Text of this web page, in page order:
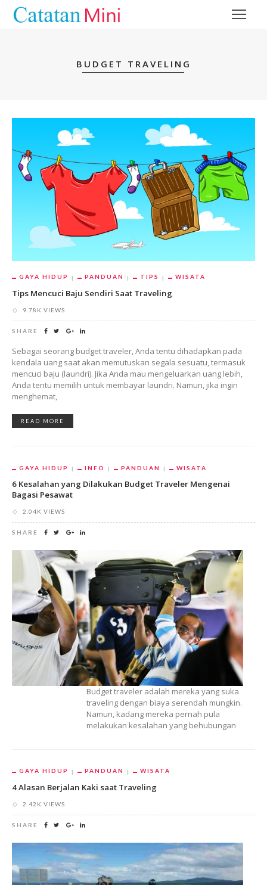
BUDGET TRAVELING
GAYA HIDUP PANDUAN TIPS WISATA
Tips Mencuci Baju Sendiri Saat Traveling
9.78K VIEWS
SHARE
Sebagai seorang budget traveler, Anda tentu dihadapkan pada
kendala uang saat akan memutuskan segala sesuatu, termasuk
mencuci baju (laundri). Jika Anda mau mengeluarkan uang lebih,
Anda tentu memilih untuk membayar laundri. Namun, jika ingin
menghemat,
READ MORE
GAYA HIDUP INFO PANDUAN WISATA
6 Kesalahan yang Dilakukan Budget Traveler Mengenai
Bagasi Pesawat
2.04K VIEWS
SHARE
Budget traveler adalah mereka yang suka
traveling dengan biaya serendah mungkin.
Namun, kadang mereka pernah pula
melakukan kesalahan yang behubungan
GAYA HIDUP PANDUAN WISATA
4 Alasan Berjalan Kaki saat Traveling
2.42K VIEWS
SHARE